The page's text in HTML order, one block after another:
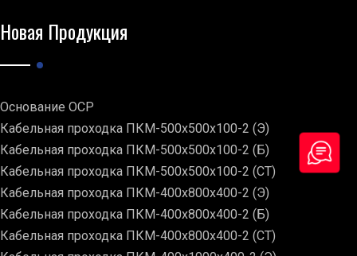
Новая Продукция
Основание ОСР
Кабельная проходка ПКМ-500х500х100-2 (Э)
Кабельная проходка ПКМ-500х500х100-2 (Б)
Кабельная проходка ПКМ-500х500х100-2 (СТ)
Кабельная проходка ПКМ-400х800х400-2 (Э)
Кабельная проходка ПКМ-400х800х400-2 (Б)
Кабельная проходка ПКМ-400х800х400-2 (СТ)